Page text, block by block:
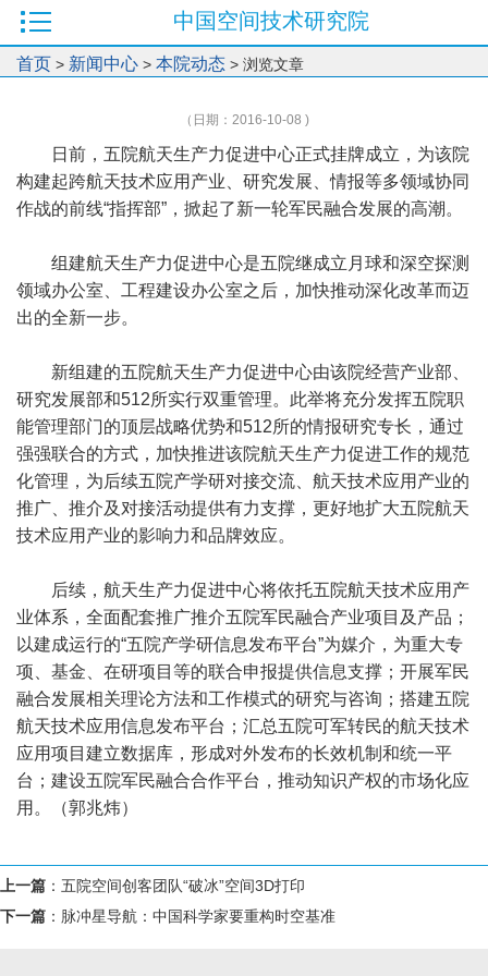
中国空间技术研究院
首页 > 新闻中心 > 本院动态 > 浏览文章
（日期：2016-10-08 )
日前，五院航天生产力促进中心正式挂牌成立，为该院
构建起跨航天技术应用产业、研究发展、情报等多领域协同
作战的前线“指挥部”，掀起了新一轮军民融合发展的高潮。
组建航天生产力促进中心是五院继成立月球和深空探测
领域办公室、工程建设办公室之后，加快推动深化改革而迈
出的全新一步。
新组建的五院航天生产力促进中心由该院经营产业部、
研究发展部和512所实行双重管理。此举将充分发挥五院职
能管理部门的顶层战略优势和512所的情报研究专长，通过
强强联合的方式，加快推进该院航天生产力促进工作的规范
化管理，为后续五院产学研对接交流、航天技术应用产业的
推广、推介及对接活动提供有力支撑，更好地扩大五院航天
技术应用产业的影响力和品牌效应。
后续，航天生产力促进中心将依托五院航天技术应用产
业体系，全面配套推广推介五院军民融合产业项目及产品；
以建成运行的“五院产学研信息发布平台”为媒介，为重大专
项、基金、在研项目等的联合申报提供信息支撑；开展军民
融合发展相关理论方法和工作模式的研究与咨询；搭建五院
航天技术应用信息发布平台；汇总五院可军转民的航天技术
应用项目建立数据库，形成对外发布的长效机制和统一平
台；建设五院军民融合合作平台，推动知识产权的市场化应
用。（郭兆炜）
上一篇 ： 五院空间创客团队“破冰”空间3D打印
下一篇 ： 脉冲星导航：中国科学家要重构时空基准